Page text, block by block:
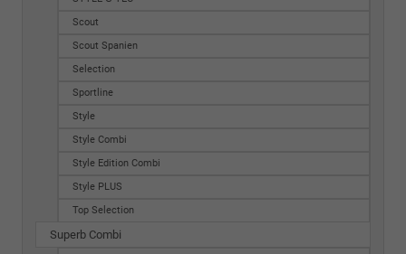
Scout
Scout Spanien
Selection
Sportline
Style
Style Combi
Style Edition Combi
Style PLUS
Top Selection
Superb Combi